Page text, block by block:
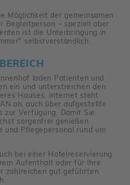
Möglich­keit der gemein­samen
Begleit­person – speziell aber
ist die Unter­brin­gung in
selbst­ver­ständ­lich.
laden Pati­enten und
ein und unter­strei­chen den
Hauses. Internet steht
als auch über aufge­stellte
zur Verfü­gung. Damit Sie
sorgen­frei genießen
und Pfle­ge­per­sonal rund um
bei einer Hotel­re­ser­vie­rung
Aufent­halt oder für Ihre
zahl­rei­chen gut geführten